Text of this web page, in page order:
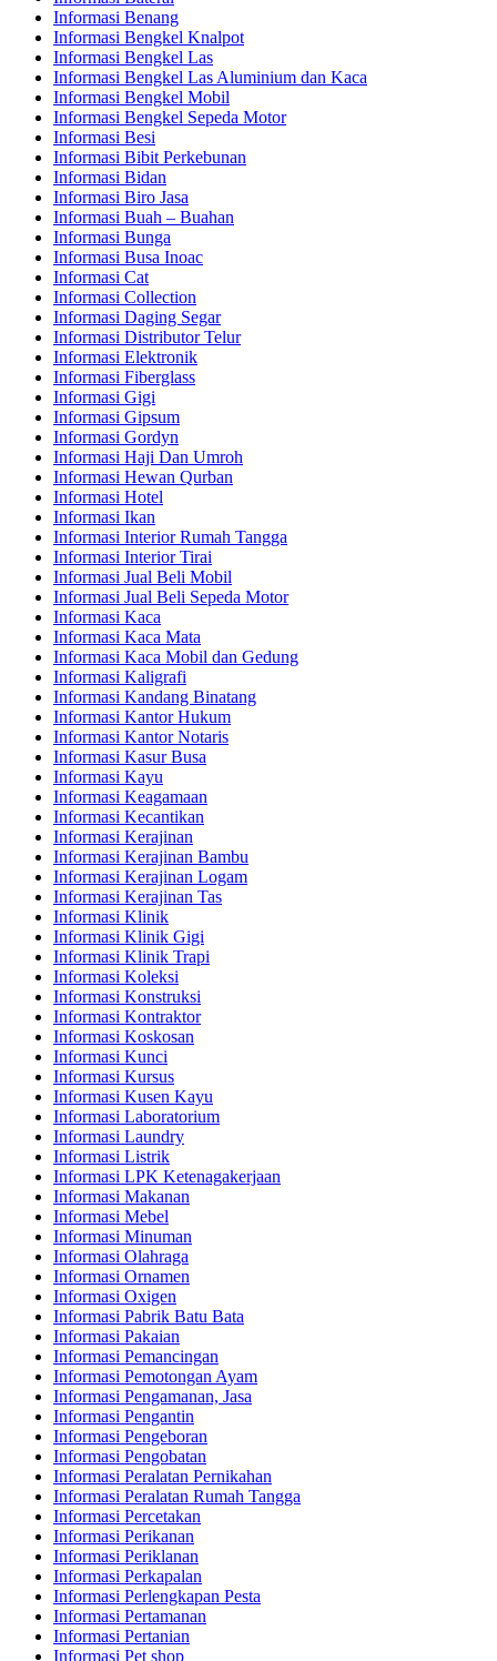
Informasi Benang
Informasi Bengkel Knalpot
Informasi Bengkel Las
Informasi Bengkel Las Aluminium dan Kaca
Informasi Bengkel Mobil
Informasi Bengkel Sepeda Motor
Informasi Besi
Informasi Bibit Perkebunan
Informasi Bidan
Informasi Biro Jasa
Informasi Buah – Buahan
Informasi Bunga
Informasi Busa Inoac
Informasi Cat
Informasi Collection
Informasi Daging Segar
Informasi Distributor Telur
Informasi Elektronik
Informasi Fiberglass
Informasi Gigi
Informasi Gipsum
Informasi Gordyn
Informasi Haji Dan Umroh
Informasi Hewan Qurban
Informasi Hotel
Informasi Ikan
Informasi Interior Rumah Tangga
Informasi Interior Tirai
Informasi Jual Beli Mobil
Informasi Jual Beli Sepeda Motor
Informasi Kaca
Informasi Kaca Mata
Informasi Kaca Mobil dan Gedung
Informasi Kaligrafi
Informasi Kandang Binatang
Informasi Kantor Hukum
Informasi Kantor Notaris
Informasi Kasur Busa
Informasi Kayu
Informasi Keagamaan
Informasi Kecantikan
Informasi Kerajinan
Informasi Kerajinan Bambu
Informasi Kerajinan Logam
Informasi Kerajinan Tas
Informasi Klinik
Informasi Klinik Gigi
Informasi Klinik Trapi
Informasi Koleksi
Informasi Konstruksi
Informasi Kontraktor
Informasi Koskosan
Informasi Kunci
Informasi Kursus
Informasi Kusen Kayu
Informasi Laboratorium
Informasi Laundry
Informasi Listrik
Informasi LPK Ketenagakerjaan
Informasi Makanan
Informasi Mebel
Informasi Minuman
Informasi Olahraga
Informasi Ornamen
Informasi Oxigen
Informasi Pabrik Batu Bata
Informasi Pakaian
Informasi Pemancingan
Informasi Pemotongan Ayam
Informasi Pengamanan, Jasa
Informasi Pengantin
Informasi Pengeboran
Informasi Pengobatan
Informasi Peralatan Pernikahan
Informasi Peralatan Rumah Tangga
Informasi Percetakan
Informasi Perikanan
Informasi Periklanan
Informasi Perkapalan
Informasi Perlengkapan Pesta
Informasi Pertamanan
Informasi Pertanian
Informasi Pet shop